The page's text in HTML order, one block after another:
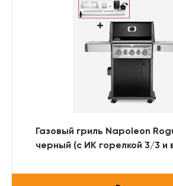
Газовый гриль Napoleon
черный (с ИК горелкой 3/3 и